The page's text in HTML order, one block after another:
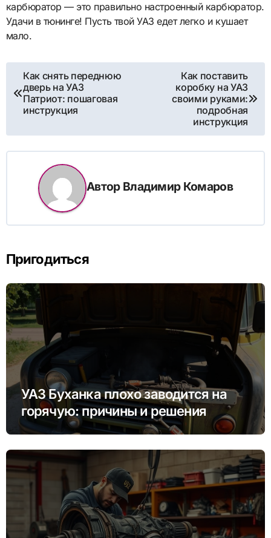
карбюратор — это правильно настроенный карбюратор.
Удачи в тюнинге! Пусть твой УАЗ едет легко и кушает
мало.
Навигация
по
записям
Как снять переднюю
дверь на УАЗ
Патриот: пошаговая
инструкция
Как поставить
коробку на УАЗ
своими руками:
подробная
инструкция
Автор Владимир Комаров
Пригодиться
УАЗ Буханка плохо заводится на
горячую: причины и решения